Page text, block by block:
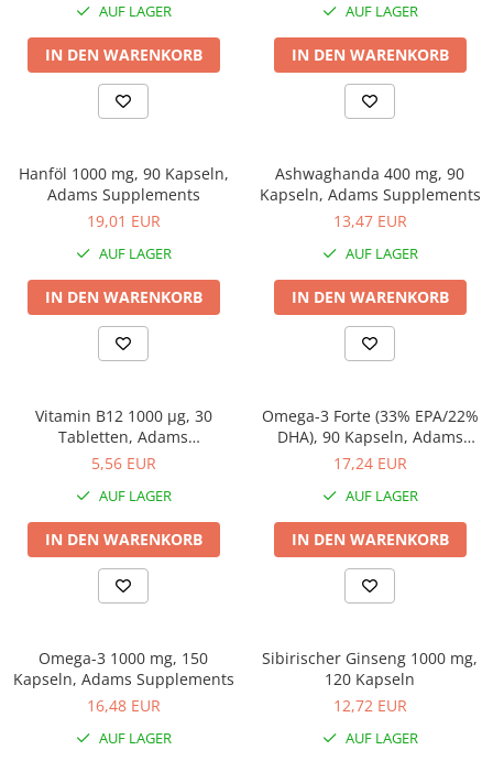
Fatburner
Vor dem Training
Aminosäuren
Zubehör
Sporttaschen
Proteinriegel
Andere Riegel
Gelenkbeschwerden
Grippe und Erkältung
Haare, Haut und Nägel
Hepatobiliär
Hormonstörungen
Immunität
Knochensystem
Kreislaufsystem
Leberschutz
Leichte Verdauung
Muskelkrämpfe
Muskelsystem
Nervensystem
Nieren
Schilddrüse
Speicher
AUF LAGER
IN DEN WARENKORB
AUF LAGER
IN DEN WARENKORB
Hanföl 1000 mg, 90 Kapseln,
Adams Supplements
19,01 EUR
AUF LAGER
IN DEN WARENKORB
Ashwaghanda 400 mg, 90
Kapseln, Adams Supplements
13,47 EUR
AUF LAGER
IN DEN WARENKORB
Vitamin B12 1000 µg, 30
Tabletten, Adams
Supplements
5,56 EUR
AUF LAGER
IN DEN WARENKORB
Omega-3 Forte (33% EPA/22%
DHA), 90 Kapseln, Adams
Supplements
17,24 EUR
AUF LAGER
IN DEN WARENKORB
Omega-3 1000 mg, 150
Kapseln, Adams Supplements
16,48 EUR
AUF LAGER
Sibirischer Ginseng 1000 mg,
120 Kapseln
12,72 EUR
AUF LAGER